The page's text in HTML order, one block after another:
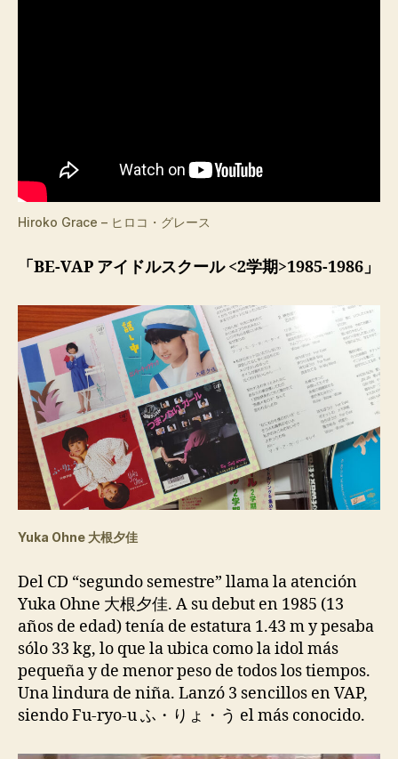
Hiroko Grace – ヒロコ・グレース
「BE-VAP アイドルスクール <2学期>1985-1986」
Yuka Ohne 大根夕佳
Del CD “segundo semestre” llama la atención
Yuka Ohne 大根夕佳. A su debut en 1985 (13
años de edad) tenía de estatura 1.43 m y pesaba
sólo 33 kg, lo que la ubica como la idol más
pequeña y de menor peso de todos los tiempos.
Una lindura de niña. Lanzó 3 sencillos en VAP,
siendo Fu-ryo-u ふ・りょ・う el más conocido.